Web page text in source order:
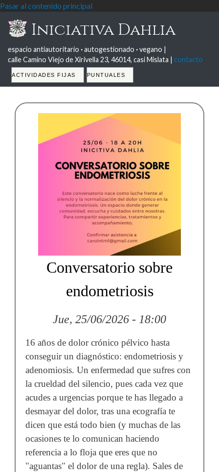
Pasar al contenido principal
Iniciativa Dahlia
espacio antiautoritario ·autogestionado ·vegano |
calle Camino Viejo de Xirivella 23, 46014, casi Mislata | contacto
Tabs
ACTIVIDADES FIJAS PUNTUALES
Conversatorio sobre
endometriosis
Jue, 25/06/2026 - 18:00
16 años de dolor crónico pélvico hasta
conseguir un diagnóstico: endometriosis y
adenomiosis. Un enfermedad que sufres con
la crueldad del silencio, pues cada vez que
acudes a urgencias porque te has llegado a
desmayar del dolor, tras una ecografía te
dicen que está todo bien (y muchas de las
ocasiones te lo comunican haciendo
referencia a lo floja que eres que no
"aguantas" el dolor de una regla). Sales de